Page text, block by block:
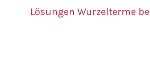
Lösungen Wurzelterme